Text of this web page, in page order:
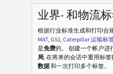
业界- 和物流
根据行业标准生成和打印合
MAT, GS1, Caterpillar 运输标
是免费的。 创建一个帐户进
局, 在将来的会话中重用标签
数据和一次打印多个标签。